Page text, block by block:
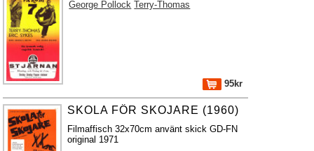
George Pollock Terry-Thomas
95kr
SKOLA FÖR SKOJARE (1960)
Filmaffisch 32x70cm använt skick GD-FN
original 1971